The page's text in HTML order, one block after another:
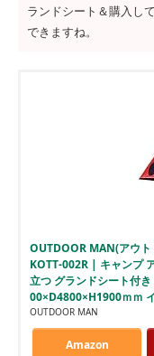
ランドシート＆購入し
できますね。
OUTDOOR MAN(アウト
KOTT-002R | キャンプ
立つ グランドシート付
00×D4800×H1900ｍｍ
OUTDOOR MAN
Amazon